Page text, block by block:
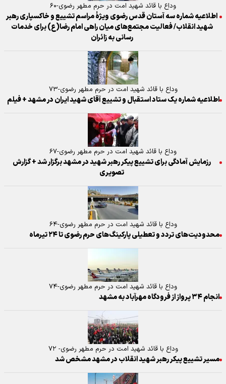
وداع با قائد شهید امت در حرم مطهر رضوی-۶۰
اطلاعیه شماره سه آستان قدس رضوی ویژهٔ مراسم تشییع و خاکسپاری رهبر
شهید انقلاب/ فعالیت مجتمع‌های میان راهی امام رضا(ع) برای خدمات
رسانی به زائران
وداع با قائد شهید امت در حرم مطهر رضوی-۷۳
اطلاعیه شماره یک ستاد استقبال و تشییع آقای شهید ایران در مشهد + فیلم
وداع با قائد شهید امت در حرم مطهر رضوی-۶۷
رزمایش آمادگی برای تشییع پیکر رهبر شهید در مشهد برگزار شد + گزارش
تصویری
وداع با قائد شهید امت در حرم مطهر رضوی-۶۴
محدودیت‌های تردد و تعطیلی پارکینگ‌های حرم رضوی تا ۲۴ تیرماه
وداع با قائد شهید امت در حرم مطهر رضوی-۷۴
انجام ۳۴ پرواز از فرودگاه مهرآباد به مشهد
وداع با قائد شهید امت در حرم مطهر رضوی- ۷۲
مسیر تشییع پیکر رهبر شهید انقلاب در مشهد مشخص شد